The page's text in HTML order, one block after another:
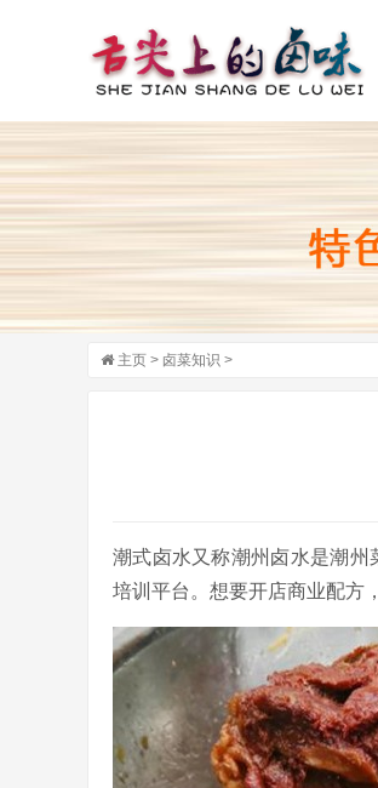
主页 > 卤菜知识 >
潮式卤水又称潮州卤水是潮
培训平台。想要开店商业配方